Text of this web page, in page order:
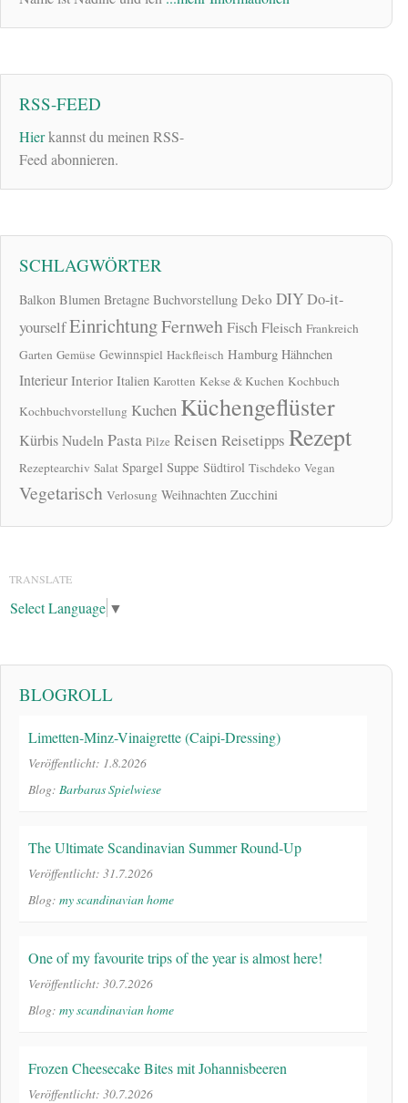
RSS-FEED
Hierkannst du meinen RSS-
Feed abonnieren.
SCHLAGWÖRTER
Balkon Blumen Bretagne Buchvorstellung Deko DIYDo-it-
yourselfEinrichtungFernwehFischFleisch Frankreich
Garten Gemüse Gewinnspiel Hackfleisch Hamburg Hähnchen
Interieur Interior Italien Karotten Kekse & Kuchen Kochbuch
Kochbuchvorstellung Kuchen Küchengeflüster
KürbisNudelnPasta Pilze Reisen Reisetipps Rezept
Rezeptearchiv Salat Spargel Suppe Südtirol Tischdeko Vegan
Vegetarisch Verlosung Weihnachten Zucchini
TRANSLATE
Select Language ▼
BLOGROLL
Limetten-Minz-Vinaigrette (Caipi-Dressing)
Veröffentlicht: 1.8.2026
Blog: Barbaras Spielwiese
The Ultimate Scandinavian Summer Round-Up
Veröffentlicht: 31.7.2026
Blog: my scandinavian home
One of my favourite trips of the year is almost here!
Veröffentlicht: 30.7.2026
Blog: my scandinavian home
Frozen Cheesecake Bites mit Johannisbeeren
Veröffentlicht: 30.7.2026